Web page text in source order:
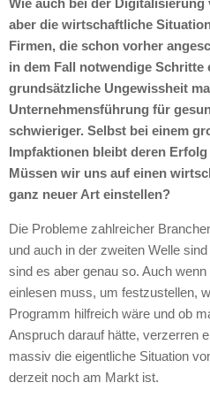
Wie auch bei der
aber die wirtschaftliche
Firmen, die schon vorher
in dem Fall notwendige Schritte
grundsätzliche Ungewissheit
Unternehmensführung für
schwieriger. Selbst bei einem
Impfaktionen bleibt deren
Müssen wir uns auf einen
ganz neuer Art einstellen?
Die Probleme zahlreicher
und auch in der zweiten Welle
sind es aber genau so. Auch
einlesen muss, um festzustellen,
Programm hilfreich wäre und ob
Anspruch darauf hätte, verzerren
massiv die eigentliche Situation
derzeit noch am Markt ist.